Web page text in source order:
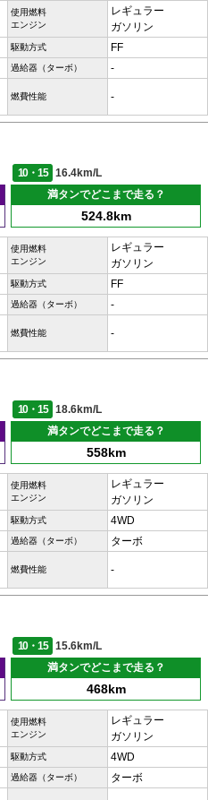
使用燃料
エンジン
レギュラー
ガソリン
駆動方式 FF
過給器（ターボ） -
燃費性能 -
10・15
16.4km/L
満タンでどこまで走る？
524.8km
使用燃料
エンジン
レギュラー
ガソリン
駆動方式 FF
過給器（ターボ） -
燃費性能 -
10・15
18.6km/L
満タンでどこまで走る？
558km
使用燃料
エンジン
レギュラー
ガソリン
駆動方式 4WD
過給器（ターボ） ターボ
燃費性能 -
10・15
15.6km/L
満タンでどこまで走る？
468km
使用燃料
エンジン
レギュラー
ガソリン
駆動方式 4WD
過給器（ターボ）
ターボ